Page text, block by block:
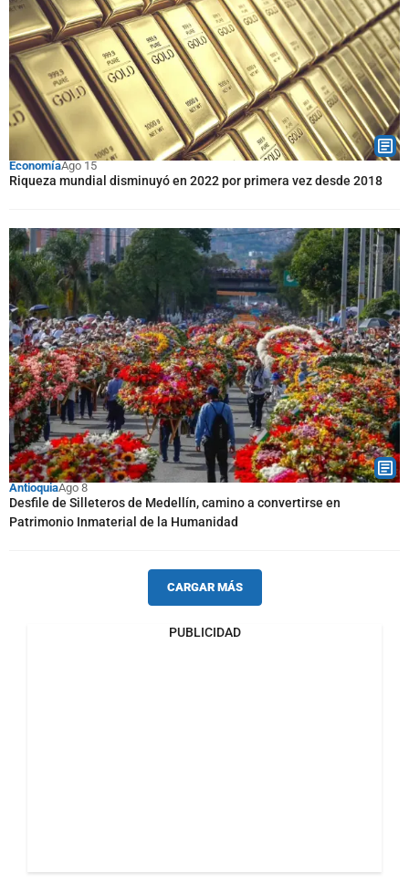
EconomíaAgo 15
Riqueza mundial disminuyó en 2022 por primera vez desde 2018
AntioquiaAgo 8
Desfile de Silleteros de Medellín, camino a convertirse en
Patrimonio Inmaterial de la Humanidad
CARGAR MÁS
PUBLICIDAD